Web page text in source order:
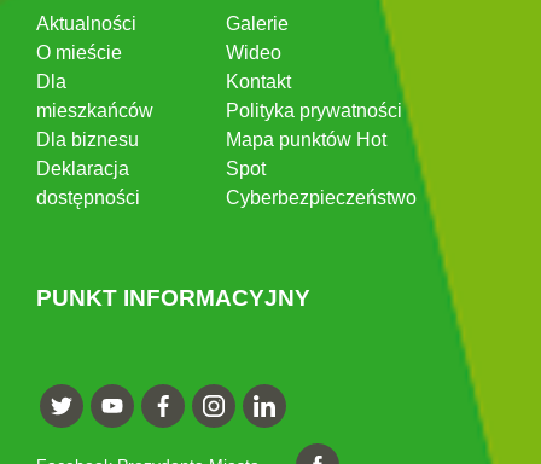
Aktualności
O mieście
Dla
mieszkańców
Dla biznesu
Deklaracja
dostępności
Galerie
Wideo
Kontakt
Polityka prywatności
Mapa punktów Hot
Spot
Cyberbezpieczeństwo
PUNKT INFORMACYJNY